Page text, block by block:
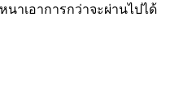
าเอาการกว่าจะผ่านไปได้